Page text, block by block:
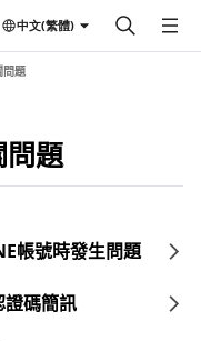
中文(繁體)
問題
問題
帳號時發生問題
證碼簡訊